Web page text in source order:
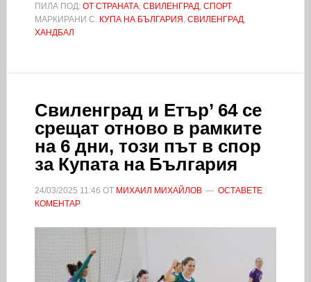
ПИЛА ПОД: ОТ СТРАНАТА, СВИЛЕНГРАД, СПОРТ
МАРКИРАНИ С: КУПА НА БЪЛГАРИЯ , СВИЛЕНГРАД,
ХАНДБАЛ
Свиленград и Етър’ 64 се
срещат отново в рамките
на 6 дни, този път в спор
за Купата на България
24/03/2025 11:46 ОТ МИХАИЛ МИХАЙЛОВ
ОСТАВЕТЕ
КОМЕНТАР